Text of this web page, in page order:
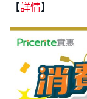
【詳情】